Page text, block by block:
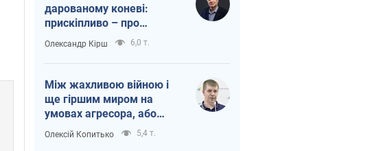
дарованому коневі:
прискіпливо – про
допомогу Україні
Олександр Кірш 6,0 т.
Між жахливою війною і
ще гіршим миром на
умовах агресора, або
Безвихідність – теж
Олексій Копитько 5,4 т.